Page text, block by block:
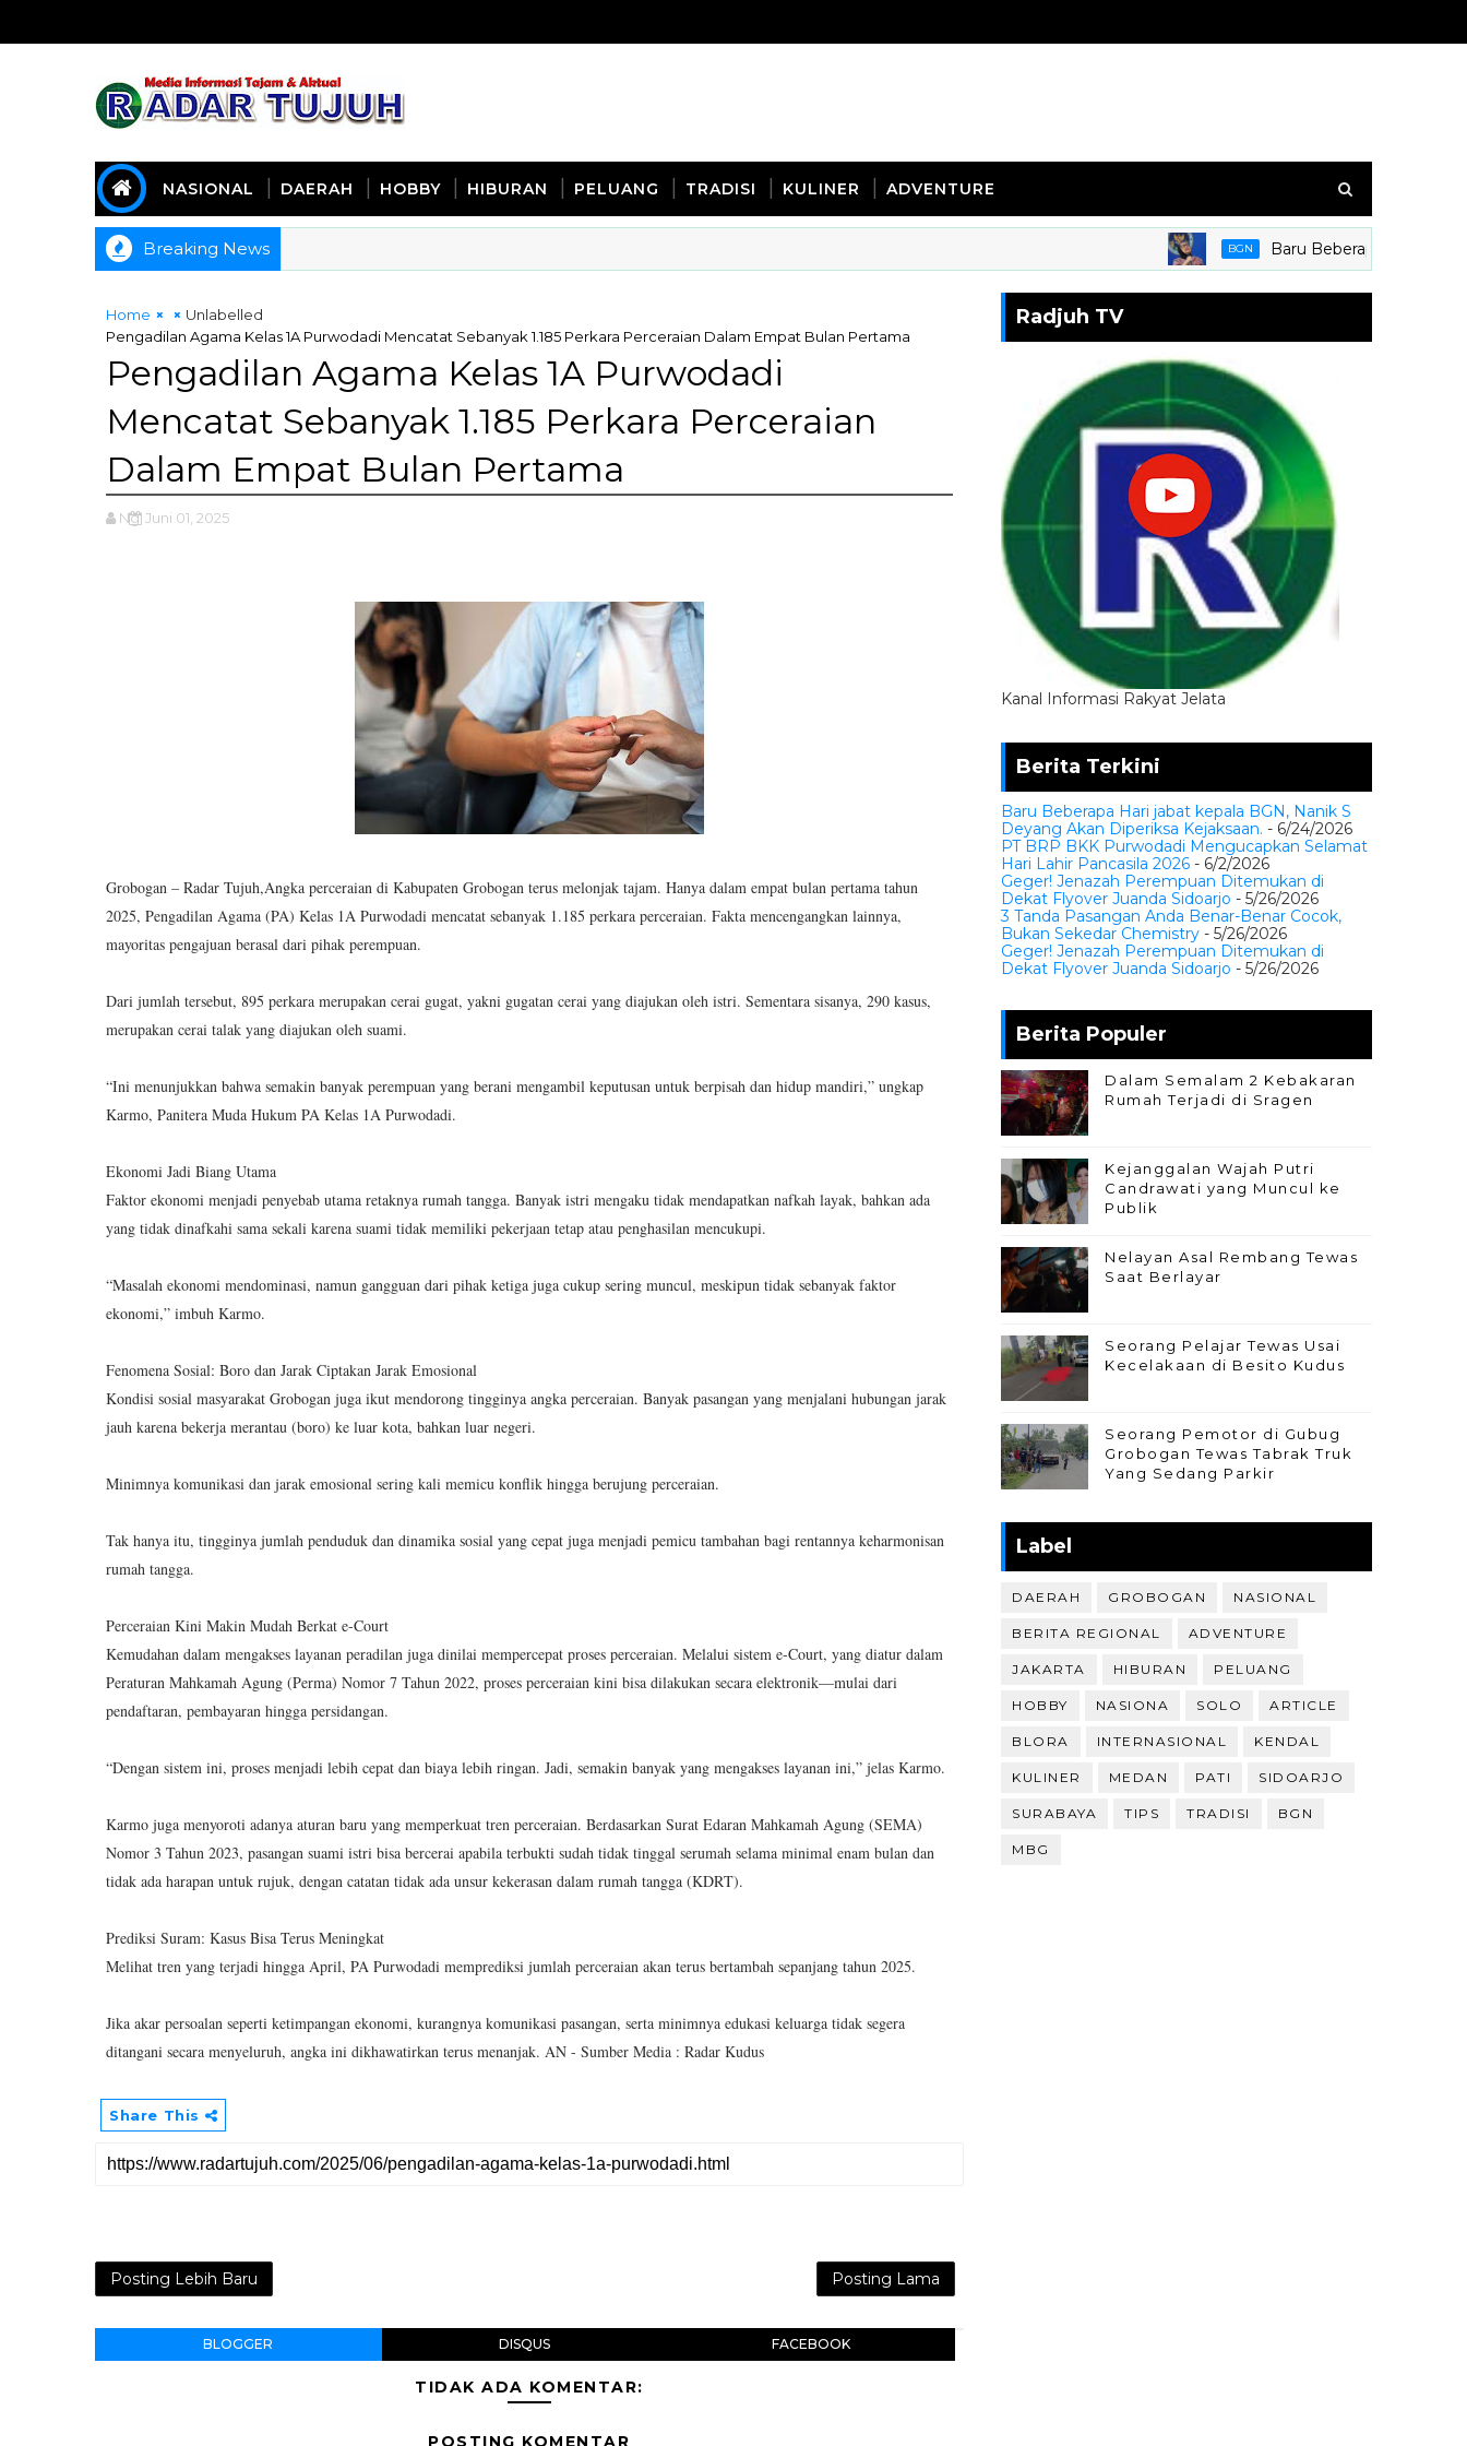
NASIONAL DAERAH HOBBY HIBURAN PELUANG TRADISI KULINER ADVENTURE
Breaking News BGN Baru Beberapa Hari jabat
Home
Unlabelled
Pengadilan Agama Kelas 1A Purwodadi Mencatat Sebanyak 1.185 Perkara Perceraian Dalam Empat Bulan Pertama
Pengadilan Agama Kelas 1A Purwodadi
Mencatat Sebanyak 1.185 Perkara Perceraian
Dalam Empat Bulan Pertama
Ng Juni 01, 2025
Grobogan – Radar Tujuh,Angka perceraian di Kabupaten Grobogan terus melonjak tajam. Hanya dalam empat bulan pertama tahun
2025, Pengadilan Agama (PA) Kelas 1A Purwodadi mencatat sebanyak 1.185 perkara perceraian. Fakta mencengangkan lainnya,
mayoritas pengajuan berasal dari pihak perempuan.
Dari jumlah tersebut, 895 perkara merupakan cerai gugat, yakni gugatan cerai yang diajukan oleh istri. Sementara sisanya, 290 kasus,
merupakan cerai talak yang diajukan oleh suami.
“Ini menunjukkan bahwa semakin banyak perempuan yang berani mengambil keputusan untuk berpisah dan hidup mandiri,” ungkap
Karmo, Panitera Muda Hukum PA Kelas 1A Purwodadi.
Ekonomi Jadi Biang Utama
Faktor ekonomi menjadi penyebab utama retaknya rumah tangga. Banyak istri mengaku tidak mendapatkan nafkah layak, bahkan ada
yang tidak dinafkahi sama sekali karena suami tidak memiliki pekerjaan tetap atau penghasilan mencukupi.
“Masalah ekonomi mendominasi, namun gangguan dari pihak ketiga juga cukup sering muncul, meskipun tidak sebanyak faktor
ekonomi,” imbuh Karmo.
Fenomena Sosial: Boro dan Jarak Ciptakan Jarak Emosional
Kondisi sosial masyarakat Grobogan juga ikut mendorong tingginya angka perceraian. Banyak pasangan yang menjalani hubungan jarak
jauh karena bekerja merantau (boro) ke luar kota, bahkan luar negeri.
Minimnya komunikasi dan jarak emosional sering kali memicu konflik hingga berujung perceraian.
Tak hanya itu, tingginya jumlah penduduk dan dinamika sosial yang cepat juga menjadi pemicu tambahan bagi rentannya keharmonisan
rumah tangga.
Perceraian Kini Makin Mudah Berkat e-Court
Kemudahan dalam mengakses layanan peradilan juga dinilai mempercepat proses perceraian. Melalui sistem e-Court, yang diatur dalam
Peraturan Mahkamah Agung (Perma) Nomor 7 Tahun 2022, proses perceraian kini bisa dilakukan secara elektronik—mulai dari
pendaftaran, pembayaran hingga persidangan.
“Dengan sistem ini, proses menjadi lebih cepat dan biaya lebih ringan. Jadi, semakin banyak yang mengakses layanan ini,” jelas Karmo.
Karmo juga menyoroti adanya aturan baru yang memperkuat tren perceraian. Berdasarkan Surat Edaran Mahkamah Agung (SEMA)
Nomor 3 Tahun 2023, pasangan suami istri bisa bercerai apabila terbukti sudah tidak tinggal serumah selama minimal enam bulan dan
tidak ada harapan untuk rujuk, dengan catatan tidak ada unsur kekerasan dalam rumah tangga (KDRT).
Prediksi Suram: Kasus Bisa Terus Meningkat
Melihat tren yang terjadi hingga April, PA Purwodadi memprediksi jumlah perceraian akan terus bertambah sepanjang tahun 2025.
Jika akar persoalan seperti ketimpangan ekonomi, kurangnya komunikasi pasangan, serta minimnya edukasi keluarga tidak segera
ditangani secara menyeluruh, angka ini dikhawatirkan terus menanjak. AN - Sumber Media : Radar Kudus
Share This
Posting Lebih Baru Posting Lama
BLOGGER DISQUS FACEBOOK
TIDAK ADA KOMENTAR:
POSTING KOMENTAR
Radjuh TV
Kanal Informasi Rakyat Jelata
Berita Terkini
Baru Beberapa Hari jabat kepala BGN, Nanik S
Deyang Akan Diperiksa Kejaksaan. - 6/24/2026
PT BRP BKK Purwodadi Mengucapkan Selamat
Hari Lahir Pancasila 2026 - 6/2/2026
Geger! Jenazah Perempuan Ditemukan di
Dekat Flyover Juanda Sidoarjo - 5/26/2026
3 Tanda Pasangan Anda Benar-Benar Cocok,
Bukan Sekedar Chemistry - 5/26/2026
Geger! Jenazah Perempuan Ditemukan di
Dekat Flyover Juanda Sidoarjo - 5/26/2026
Berita Populer
Dalam Semalam 2 Kebakaran
Rumah Terjadi di Sragen
Kejanggalan Wajah Putri
Candrawati yang Muncul ke
Publik
Nelayan Asal Rembang Tewas
Saat Berlayar
Seorang Pelajar Tewas Usai
Kecelakaan di Besito Kudus
Seorang Pemotor di Gubug
Grobogan Tewas Tabrak Truk
Yang Sedang Parkir
Label
DAERAH GROBOGAN NASIONAL
BERITA REGIONAL ADVENTURE
JAKARTA HIBURAN PELUANG
HOBBY NASIONA SOLO ARTICLE
BLORA INTERNASIONAL KENDAL
KULINER MEDAN PATI SIDOARJO
SURABAYA TIPS TRADISI BGN
MBG